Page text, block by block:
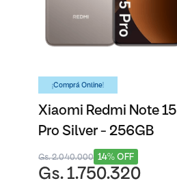
¡Comprá Online!
Xiaomi Redmi Note 15
Pro Silver - 256GB
14% OFF
Gs. 2.040.000
Gs. 1.750.320